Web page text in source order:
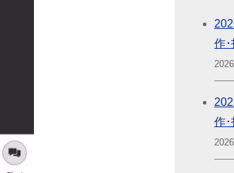
作･
作･